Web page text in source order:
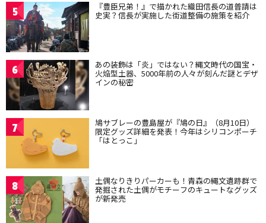
5 『豊臣兄弟！』で描かれた織田信長の道普請は
史実？信長が実施した街道整備の施策を紹介
6 あの装飾は「炎」ではない？縄文時代の国宝・
火焔型土器、5000年前の人々が刻んだ謎とデザ
インの秘密
7 鳩サブレーの豊島屋が『鳩の日』（8月10日）
限定グッズ詳細を発表！今年はシリコンポーチ
「はとっこ」
8 土偶なりきりパーカーも！青森の縄文遺跡群で
発掘された土偶がモチーフのキュートなグッズ
が新発売